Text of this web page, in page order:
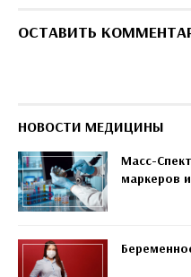
ОСТАВИТЬ
НОВОСТИ МЕДИЦИНЫ
Масс-
маркеров